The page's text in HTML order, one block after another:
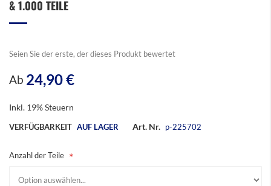
& 1.000 TEILE
Seien Sie der erste, der dieses Produkt bewertet
Ab 24,90 €
Inkl. 19% Steuern
VERFÜGBARKEIT AUF LAGER Art. Nr. p-225702
Anzahl der Teile